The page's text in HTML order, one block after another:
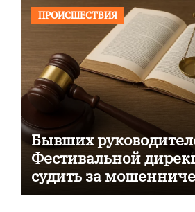
ПРОИСШЕСТВИЯ
Бывших
Фестивальной
судить за